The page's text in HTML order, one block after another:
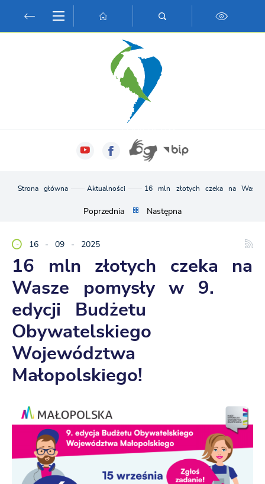
Przejdź do wyszukiwarki.
Przejdź do ustawień wielkości czcionki.
Włącz wersję kontrastową strony.
Strona główna Aktualności 16 mln złotych czeka na Wasze
Poprzednia Następna
16 - 09 - 2025
16 mln złotych czeka na
Wasze pomysły w 9.
edycji Budżetu
Obywatelskiego
Województwa
Małopolskiego!